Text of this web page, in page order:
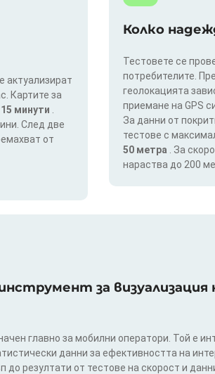
актуализират
Картите за
минути
След две
от
Колко
Тестовете се
потребителите.
геолокацията
приемане на GPS
За данни от
тестове с
50 метра
. За
нараства до 200
за
главно за мобилни оператори. Той е
данни за ефективността на
резултати от тестове на скорост и